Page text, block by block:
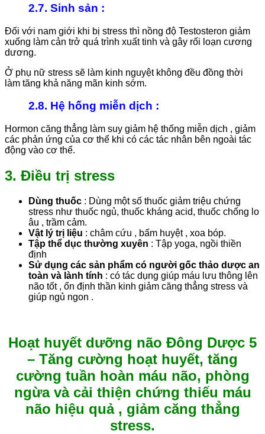
2.7. Sinh sản :
Đối với nam giới khi bị stress thì nồng độ Testosteron giảm
xuống làm cản trở quá trình xuất tinh và gây rối loạn cương
dương.
Ở phụ nữ stress sẽ làm kinh nguyệt không đều đồng thời
làm tăng khả năng mãn kinh sớm.
2.8. Hệ hống miễn dịch :
Hormon căng thẳng làm suy giảm hệ thống miễn dịch , giảm
các phản ứng của cơ thể khi có các tác nhân bên ngoài tác
động vào cơ thể.
3. Điều trị stress
Dùng thuốc : Dùng một số thuốc giảm triệu chứng
stress như thuốc ngủ, thuốc kháng acid, thuốc chống lo
âu , trầm cảm.
Vật lý trị liệu : châm cứu , bấm huyệt , xoa bóp.
Tập thể dục thường xuyên : Tập yoga, ngồi thiền
định
Sử dụng các sản phẩm có người gốc thảo dược an
toàn và lành tính : có tác dụng giúp máu lưu thông lên
não tốt , ổn định thần kinh giảm căng thẳng stress và
giúp ngủ ngon .
Hoạt huyết dưỡng não Đông Dược 5
– Tăng cường hoạt huyết, tăng
cường tuần hoàn máu não, phòng
ngừa và cải thiện chứng thiếu máu
não hiệu quả , giảm căng thẳng
stress.